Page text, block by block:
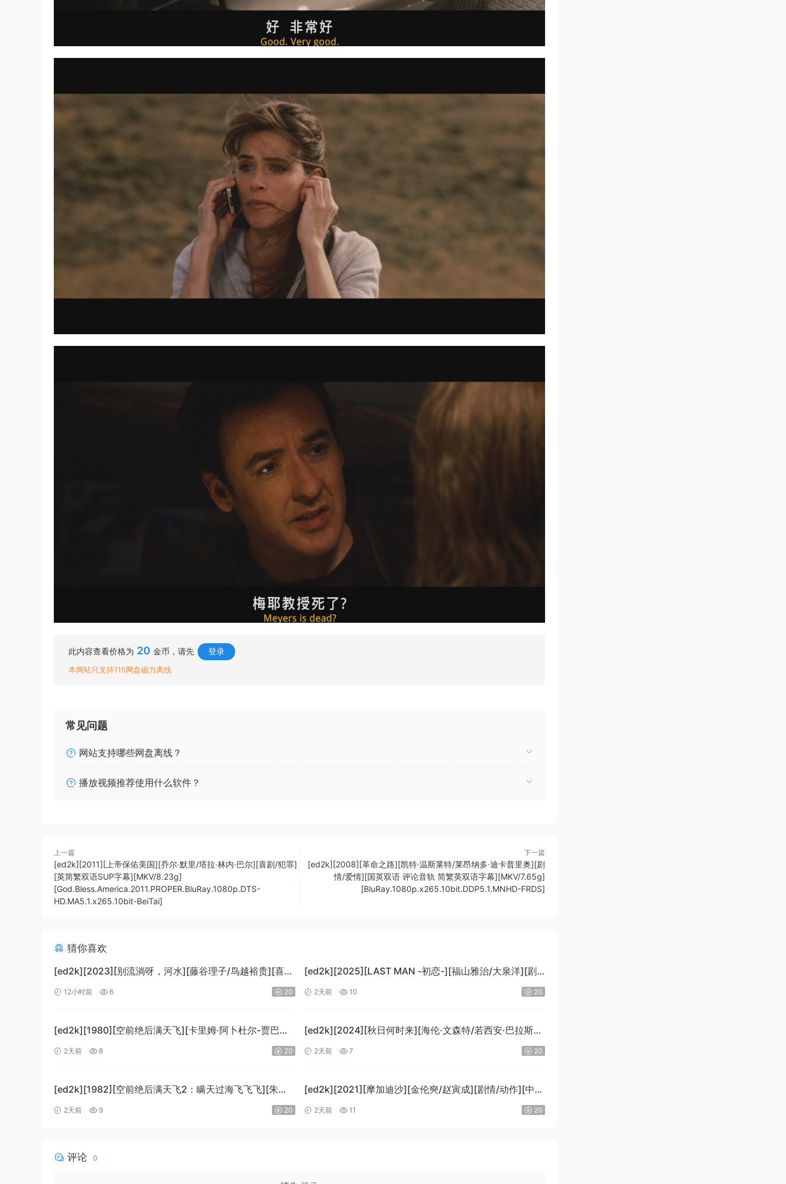
此内容查看价格为 20 金币，请先 登录
本网站只支持115网盘磁力离线
常见问题
网站支持哪些网盘离线？
播放视频推荐使用什么软件？
上一篇
[ed2k][2011][上帝保佑美国][乔尔·默里/塔拉·林内·巴尔][喜剧/犯罪]
[英简繁双语SUP字幕][MKV/8.23g]
[God.Bless.America.2011.PROPER.BluRay.1080p.DTS-
HD.MA5.1.x265.10bit-BeiTai]
下一篇
[ed2k][2008][革命之路][凯特·温斯莱特/莱昂纳多·迪卡普里奥][剧
情/爱情][国英双语 评论音轨 简繁英双语字幕][MKV/7.65g]
[BluRay.1080p.x265.10bit.DDP5.1.MNHD-FRDS]
猜你喜欢
[ed2k][2023][别流淌呀，河水][藤谷理子/鸟越裕贵][喜
剧/科幻][中文字幕][MKV/4.37GiB]
12小时前 6 20
[ed2k][2025][LAST MAN -初恋-][福山雅治/大泉洋][剧
情][中文字幕][MKV/5.47GiB]
2天前 10 20
[ed2k][1980][空前绝后满天飞][卡里姆·阿卜杜尔-贾巴尔/
劳埃德·布里吉斯][喜剧][简繁英字幕][MKV/8.64GiB]
2天前 8 20
[ed2k][2024][秋日何时来][海伦·文森特/若西安·巴拉斯
科][剧情][中文字幕][MKV/7.09GiB]
2天前 7 20
[ed2k][1982][空前绝后满天飞2：瞒天过海飞飞飞][朱莉·
哈格蒂/罗伯特·海斯][喜剧/科幻][中文字幕]
2天前 9 20
[ed2k][2021][摩加迪沙][金伦奭/赵寅成][剧情/动作][中文
字幕][MKV/11.47GiB][1080p.BluRay.x264.DTS-WiKi]
2天前 11 20
评论 0